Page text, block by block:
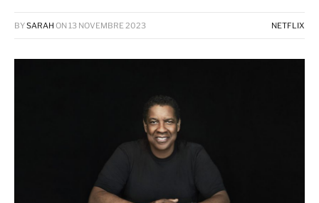
BYSARAH ON 13 NOVEMBRE 2023 NETFLIX